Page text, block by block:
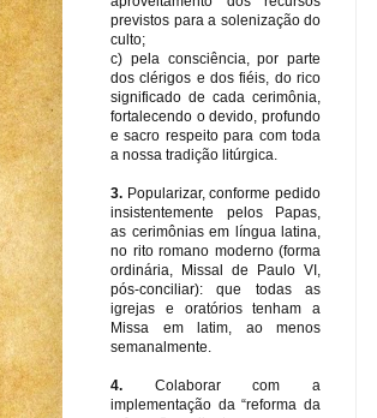
previstos para a solenização do
culto;
c) pela consciência, por parte
dos clérigos e dos fiéis, do rico
significado de cada cerimônia,
fortalecendo o devido, profundo
e sacro respeito para com toda
a nossa tradição litúrgica.
3. Popularizar, conforme pedido
insistentemente pelos Papas,
as cerimônias em língua latina,
no rito romano moderno (forma
ordinária, Missal de Paulo VI,
pós-conciliar): que todas as
igrejas e oratórios tenham a
Missa em latim, ao menos
semanalmente.
4. Colaborar com a
implementação da “reforma da